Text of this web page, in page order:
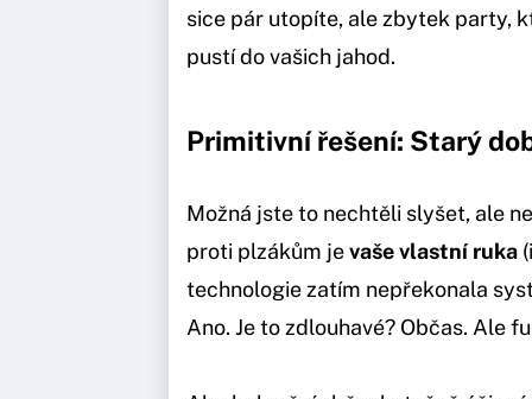
sice pár utopíte, ale zbytek party,
pustí do vašich jahod.
Primitivní řešení: Starý
Možná jste to nechtěli slyšet, ale
proti plzákům jevaše vlastní ruka
technologie zatím nepřekonala
Ano. Je to zdlouhavé? Občas. Ale